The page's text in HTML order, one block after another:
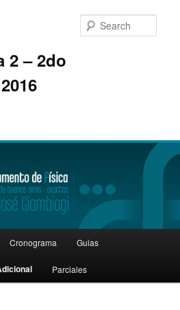
2 – 2do
Cronograma Guias
Parciales